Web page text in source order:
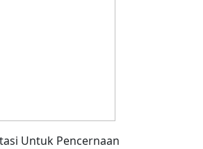
Untuk Pencernaan